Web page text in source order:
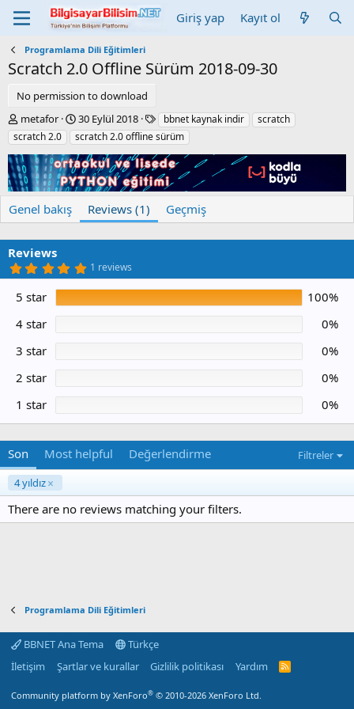
Giriş yap Kayıt ol
Programlama Dili Eğitimleri
Scratch 2.0 Offline Sürüm 2018-09-30
No permission to download
Y
a
z
a
r
metafor
C
r
e
a
t
i
n
t
e
30 Eylül 2018
E
t
i
k
e
t
e
bbnet kaynak indir
scratch
scratch 2.0
scratch 2.0 offline sürüm
Genel bakış Reviews (1) Geçmiş
Reviews
5
.
0
0
y
l
d
z
1 reviews
5 star
100%
4 star
0%
3 star
0%
2 star
0%
1 star
0%
Son Most helpful Değerlendirme
Filtreler
4 yıldız
There are no reviews matching your filters.
Programlama Dili Eğitimleri
BBNET Ana Tema
Türkçe
İletişim
Şartlar ve kurallar Gizlilik politikası Yardım
R
Community platform by XenForo® © 2010-2026 XenForo Ltd.